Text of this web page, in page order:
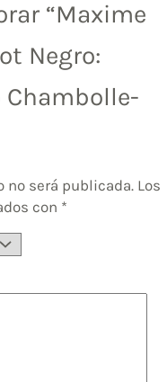
“Maxime
Negro:
no será publicada. Los
con *